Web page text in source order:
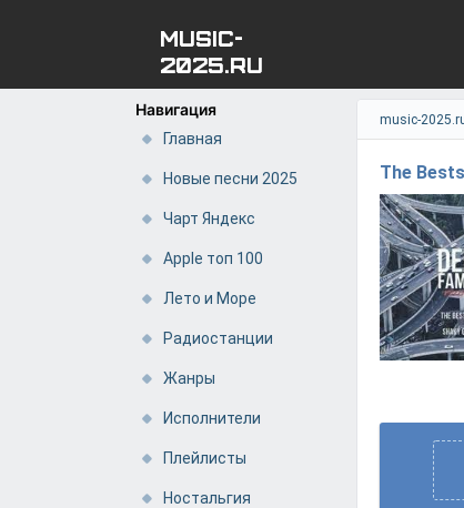
MUSIC-
2025.RU
Навигация
Главная
Новые песни 2025
Чарт Яндекс
Apple топ 100
Лето и Море
Радиостанции
Жанры
Исполнители
Плейлисты
Ностальгия
music-
The